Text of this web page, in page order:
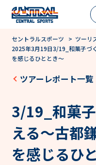
セントラルスポーツ > ツーリ
2025年3月19日3/19_和菓子づ
を感じるひととき～
ツアーレポート一覧
3/19_和菓
える～古都
を感じるひ